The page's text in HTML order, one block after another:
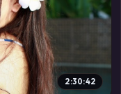
2:30:42